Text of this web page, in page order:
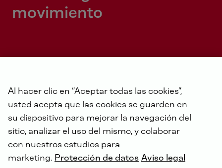
movimiento
Con más de años de historia,
AGes uno delos principales fabricantes
mundiales desistemasde
innovadores.Desarrollamos,producimos,
Al hacer clic en “Aceptar todas las cookies”,
usted acepta que las cookies se guarden en
su dispositivo para mejorar la navegación del
sitio, analizar el uso del mismo, y colaborar
con nuestros estudios para
marketing. Protección de datos Aviso legal